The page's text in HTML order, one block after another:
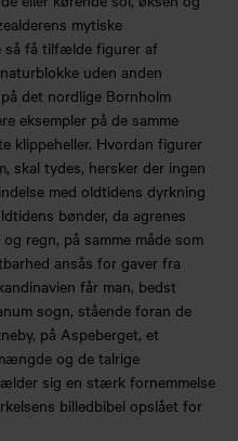
mytiske
så få tilfælde figurer af
uden anden
det nordlige Bornholm
eksempler på de samme
klippeheller. Hvordan figurer
skal tydes, hersker der ingen
med oldtidens dyrkning
bønder, da agrenes
regn, på samme måde som
ansås for gaver fra
får man, bedst
sogn, stående foran de
på Aspeberget, et
og de talrige
sig en stærk fornemmelse
billedbibel opslået for